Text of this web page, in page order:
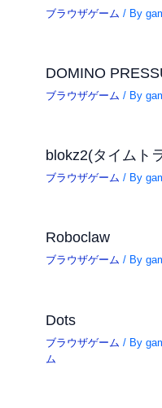
ブラウザゲーム / By
DOMINO
ブラウザゲーム / By
blokz2(タイムト
ブラウザゲーム / By
Roboclaw
ブラウザゲーム / By
Dots
ブラウザゲーム / By
ム